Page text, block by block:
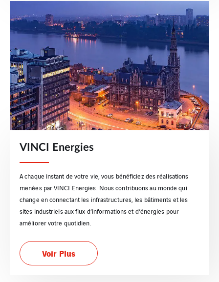
VINCI Energies
A chaque instant de votre vie, vous bénéficiez des réalisations
menées par VINCI Energies. Nous contribuons au monde qui
change en connectant les infrastructures, les bâtiments et les
sites industriels aux flux d’informations et d’énergies pour
améliorer votre quotidien.
Voir Plus